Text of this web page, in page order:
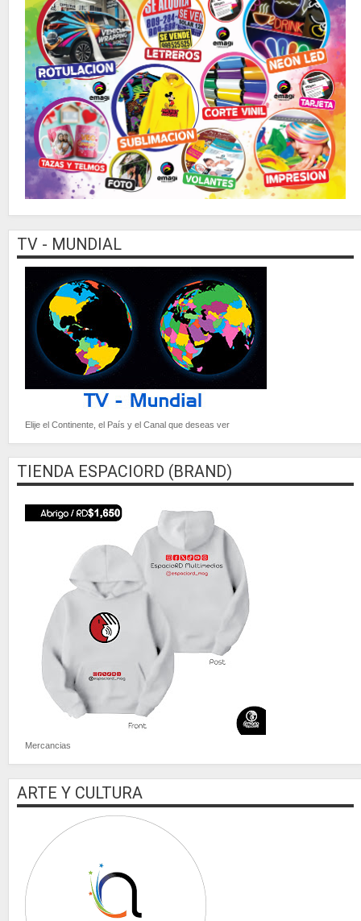
TV - MUNDIAL
Elije el Continente, el País y el Canal que deseas ver
TIENDA ESPACIORD (BRAND)
Mercancias
ARTE Y CULTURA